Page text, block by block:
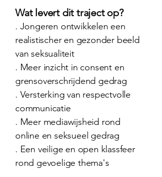
Wat levert dit traject op?
. Jongeren ontwikkelen een
realistischer en gezonder beeld
van seksualiteit
. Meer inzicht in consent en
grensoverschrijdend gedrag
. Versterking van respectvolle
communicatie
. Meer mediawijsheid rond
online en seksueel gedrag
. Een veilige en open klassfeer
rond gevoelige thema's